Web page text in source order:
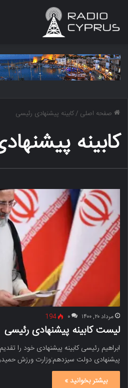
صفحه اصلی /کابینه پیشنهادی رئیسی
کابینه
مرداد ۲۰, ۱۴۰۰ ۰ 194
لیست کابینه پیشنهادی رئیسی
ابراهیم رئیسی کابینه پیشنهادی خود را
پیشنهادی دولت سیزدهم:وزارت ورزش
بیشتر بخوانید »